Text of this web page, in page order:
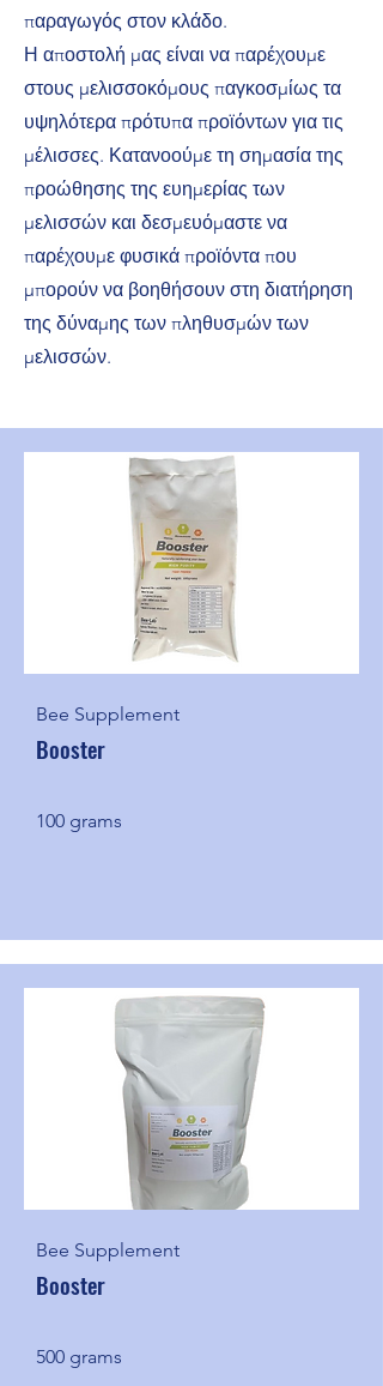
παραγωγός στον κλάδο.
Η αποστολή μας είναι να παρέχουμε
στους μελισσοκόμους παγκοσμίως τα
υψηλότερα πρότυπα προϊόντων για τις
μέλισσες. Κατανοούμε τη σημασία της
προώθησης της ευημερίας των
μελισσών και δεσμευόμαστε να
παρέχουμε φυσικά προϊόντα που
μπορούν να βοηθήσουν στη διατήρηση
της δύναμης των πληθυσμών των
μελισσών.
Bee Supplement
Booster
100 grams
Bee Supplement
Booster
500 grams